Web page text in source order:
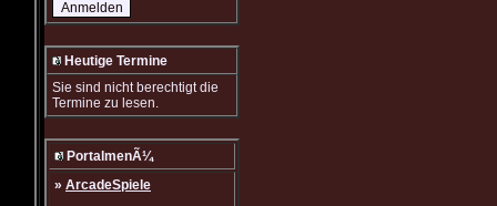
Heutige Termine
Sie sind nicht berechtigt die
Termine zu lesen.
PortalmenÃ¼
» ArcadeSpiele